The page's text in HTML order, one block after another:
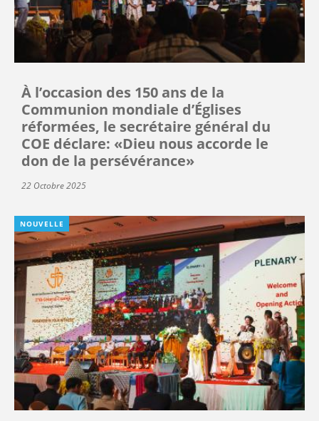
À l’occasion des 150 ans de la
Communion mondiale d’Églises
réformées, le secrétaire général du
COE déclare: «Dieu nous accorde le
don de la persévérance»
22 Octobre 2025
NOUVELLE